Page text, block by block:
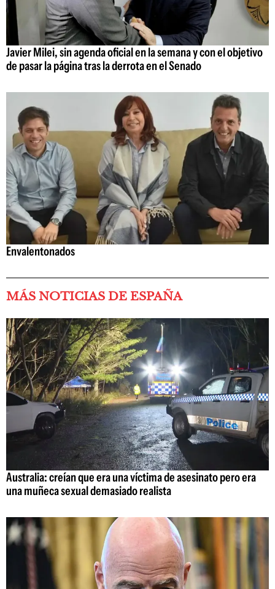
Javier Milei, sin agenda oficial en la semana y con el objetivo
de pasar la página tras la derrota en el Senado
Envalentonados
MÁS NOTICIAS DE ESPAÑA
Australia: creían que era una víctima de asesinato pero era
una muñeca sexual demasiado realista